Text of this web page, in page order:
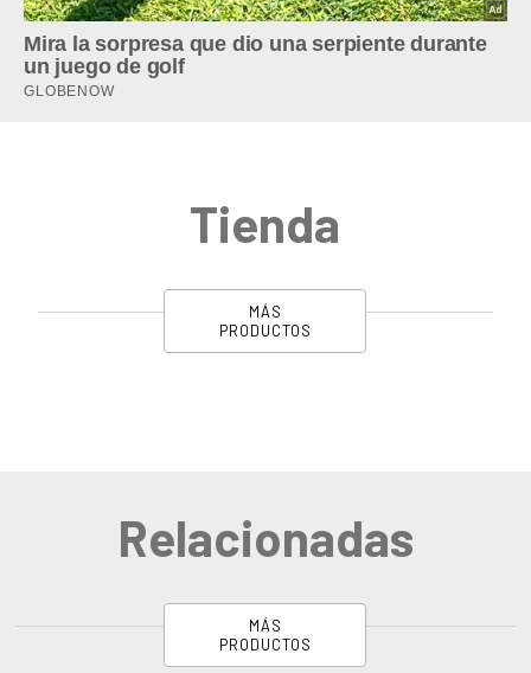
Tienda
MÁS
PRODUCTOS
Relacionadas
MÁS
PRODUCTOS